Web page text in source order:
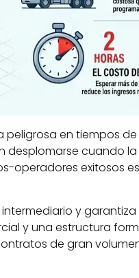
en tiempos
desplomarse cuando
operadores exitosos
y
y una estructura
de gran